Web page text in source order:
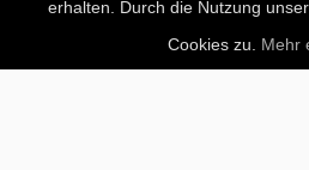
erhalten. Durch die Nutzung
Cookies zu. Mehr